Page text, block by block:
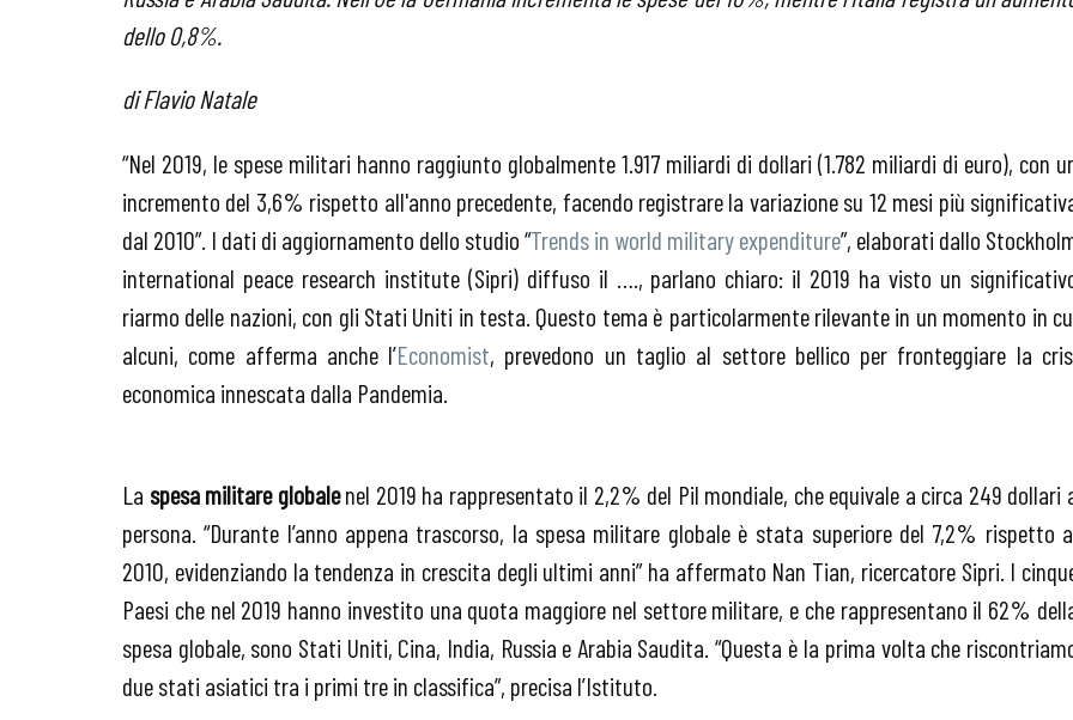
dello 0,8%.
di Flavio Natale
“Nel 2019, le spese militari hanno raggiunto globalmente 1.917 miliardi di dollari (1.782 miliardi di euro), con
incremento del 3,6% rispetto all'anno precedente, facendo registrare la variazione su 12 mesi più
dal 2010”. I dati di aggiornamento dello studio “Trends in world military expenditure”, elaborati dallo
international peace research institute (Sipri) diffuso il …., parlano chiaro: il 2019 ha visto un
riarmo delle nazioni, con gli Stati Uniti in testa. Questo tema è particolarmente rilevante in un momento in
alcuni, come afferma anche l’Economist, prevedono un taglio al settore bellico per fronteggiare la
economica innescata dalla Pandemia.
La spesa militare globalenel 2019 ha rappresentato il 2,2% del Pil mondiale, che equivale a circa 249 dollari
persona. “Durante l’anno appena trascorso, la spesa militare globale è stata superiore del 7,2% rispetto
2010, evidenziando la tendenza in crescita degli ultimi anni” ha affermato Nan Tian, ​​ricercatore Sipri. I
Paesi che nel 2019 hanno investito una quota maggiore nel settore militare, e che rappresentano il 62%
spesa globale, sono Stati Uniti, Cina, India, Russia e Arabia Saudita. “Questa è la prima volta che
due stati asiatici tra i primi tre in classifica”, precisa l’Istituto.